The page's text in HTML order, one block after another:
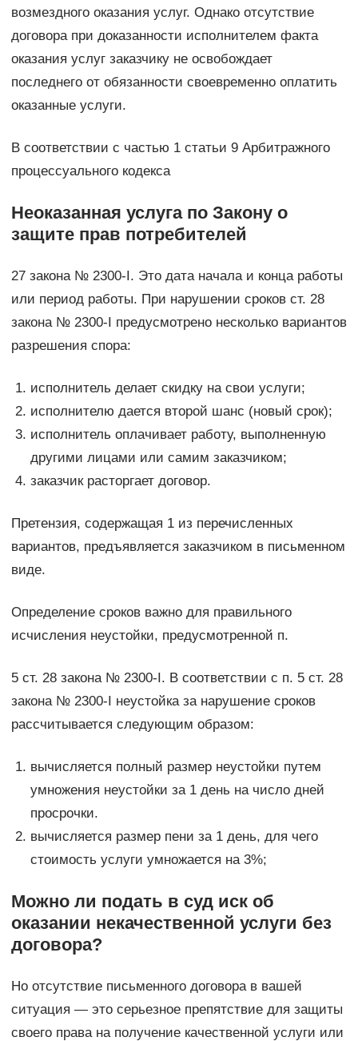
возмездного оказания услуг. Однако отсутствие
договора при доказанности исполнителем факта
оказания услуг заказчику не освобождает
последнего от обязанности своевременно оплатить
оказанные услуги.
В соответствии с частью 1 статьи 9 Арбитражного
процессуального кодекса
Неоказанная услуга по Закону о
защите прав потребителей
27 закона № 2300-I. Это дата начала и конца работы
или период работы. При нарушении сроков ст. 28
закона № 2300-I предусмотрено несколько вариантов
разрешения спора:
исполнитель делает скидку на свои услуги;
исполнителю дается второй шанс (новый срок);
исполнитель оплачивает работу, выполненную
другими лицами или самим заказчиком;
заказчик расторгает договор.
Претензия, содержащая 1 из перечисленных
вариантов, предъявляется заказчиком в письменном
виде.
Определение сроков важно для правильного
исчисления неустойки, предусмотренной п.
5 ст. 28 закона № 2300-I. В соответствии с п. 5 ст. 28
закона № 2300-I неустойка за нарушение сроков
рассчитывается следующим образом:
вычисляется полный размер неустойки путем
умножения неустойки за 1 день на число дней
просрочки.
вычисляется размер пени за 1 день, для чего
стоимость услуги умножается на 3%;
Можно ли подать в суд иск об
оказании некачественной услуги без
договора?
Но отсутствие письменного договора в вашей
ситуация — это серьезное препятствие для защиты
своего права на получение качественной услуги или